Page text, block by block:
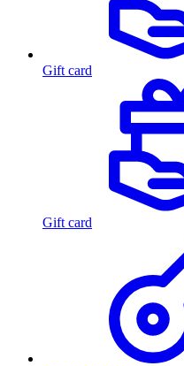
Gift card
Gift card